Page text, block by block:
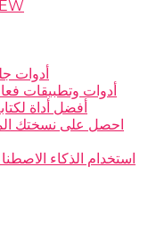
أدوات
أدوات وتطبيقات
أفضل أداة
احصل على نسختك
استخدام الذكاء